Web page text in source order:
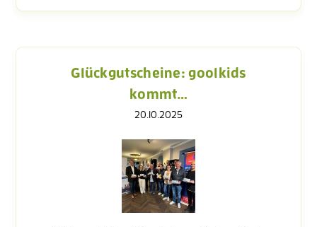
Glückgutscheine: goolkids
kommt…
20.10.2025